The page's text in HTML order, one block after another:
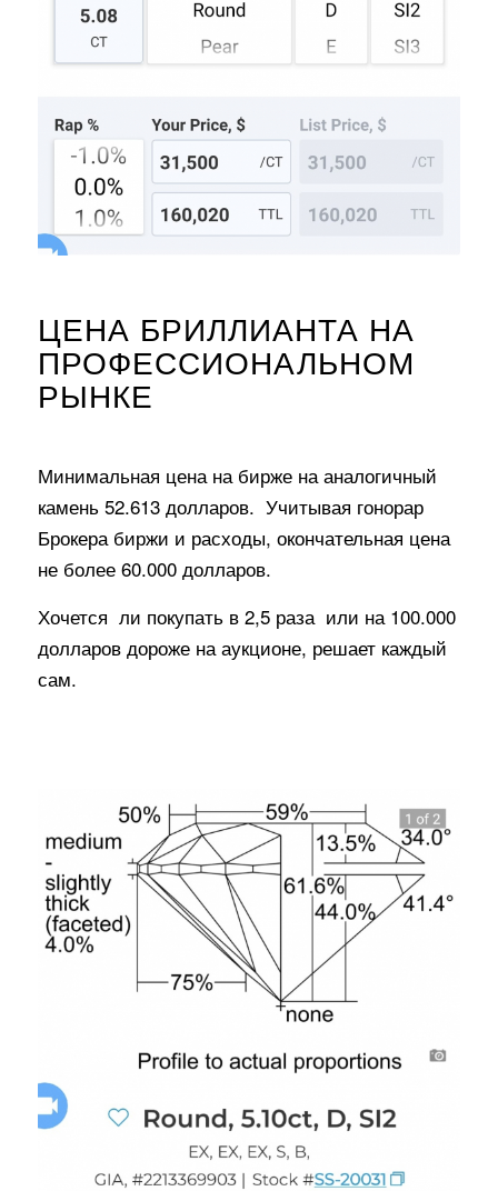
ЦЕНА БРИЛЛИАНТА НА
ПРОФЕССИОНАЛЬНОМ
РЫНКЕ
Минимальная цена на бирже на аналогичный
камень 52.613 долларов. Учитывая гонорар
Брокера биржи и расходы, окончательная цена
не более 60.000 долларов.
Хочется ли покупать в 2,5 раза или на 100.000
долларов дороже на аукционе, решает каждый
сам.